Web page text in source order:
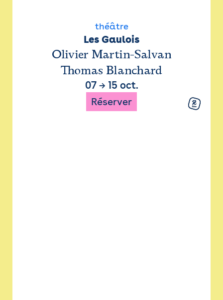
théâtre
Les Gaulois
Olivier Martin-Salvan
Thomas Blanchard
07→ 15 oct.
Réserver